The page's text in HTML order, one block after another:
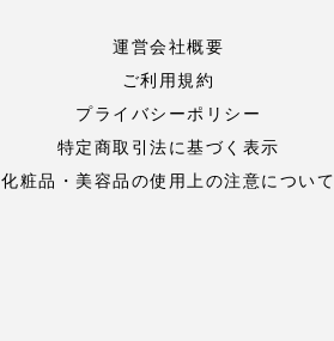
運営会社概要
ご利用規約
プライバシーポリシー
特定商取引法に基づく表示
化粧品・美容品の使用上の注意について